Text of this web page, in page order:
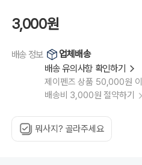
3,000원
배송 정보
업체배송
배송 유의사항 확인하기
제이펜즈 상품 50,000원
배송비 3,000원 절약하기
뭐사지? 골라주세요